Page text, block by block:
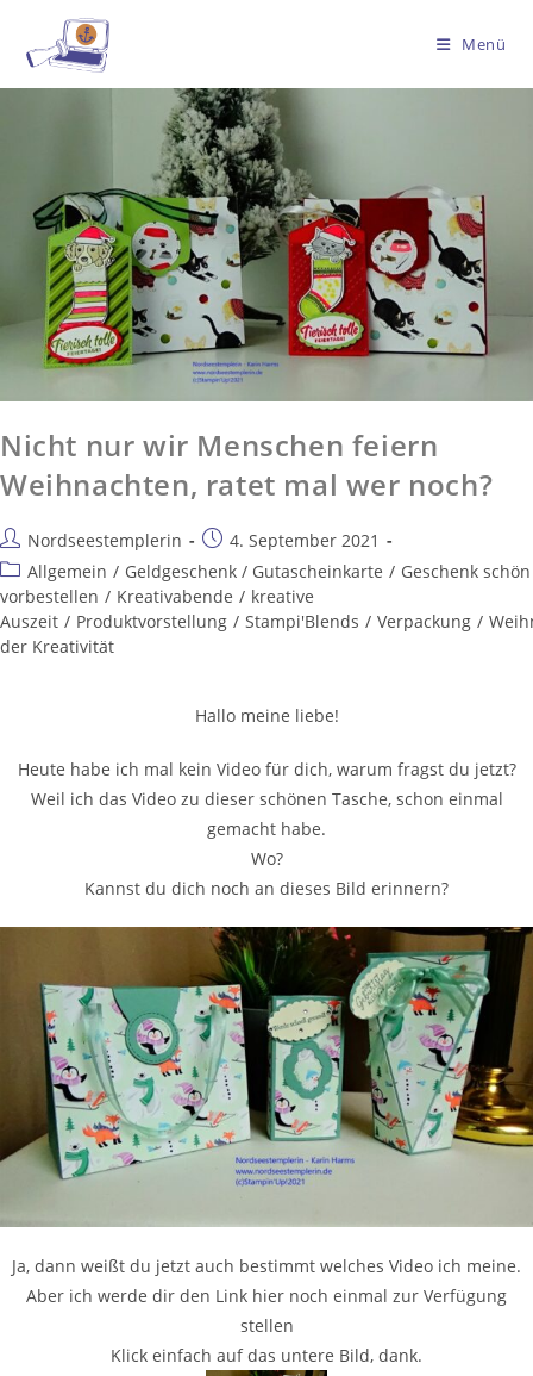
Menü
Nicht nur wir Menschen feiern
Weihnachten, ratet mal wer noch?
Nordseestemplerin
4. September 2021
Allgemein / Geldgeschenk / Gutascheinkarte / Geschenk
vorbestellen / Kreativabende / kreative
Auszeit / Produktvorstellung / Stampi'Blends / Verpackung /
der Kreativität
Hallo meine liebe!
Heute habe ich mal kein Video für dich, warum fragst du jetzt?
Weil ich das Video zu dieser schönen Tasche, schon einmal
gemacht habe.
Wo?
Kannst du dich noch an dieses Bild erinnern?
Ja, dann weißt du jetzt auch bestimmt welches Video ich meine.
Aber ich werde dir den Link hier noch einmal zur Verfügung
stellen
Klick einfach auf das untere Bild, dank.